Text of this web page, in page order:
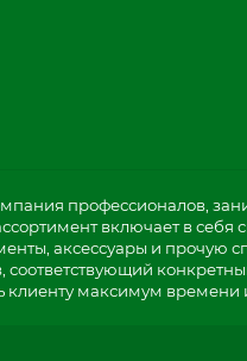
профессионалов,
включает в
аксессуары и прочую
соответствующий
клиенту максимум времени